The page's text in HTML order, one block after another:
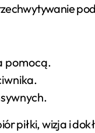
pomocą.
piłki, wizja i